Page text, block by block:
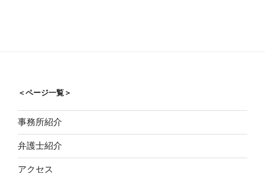
＜ページ一覧＞
事務所紹介
弁護士紹介
アクセス